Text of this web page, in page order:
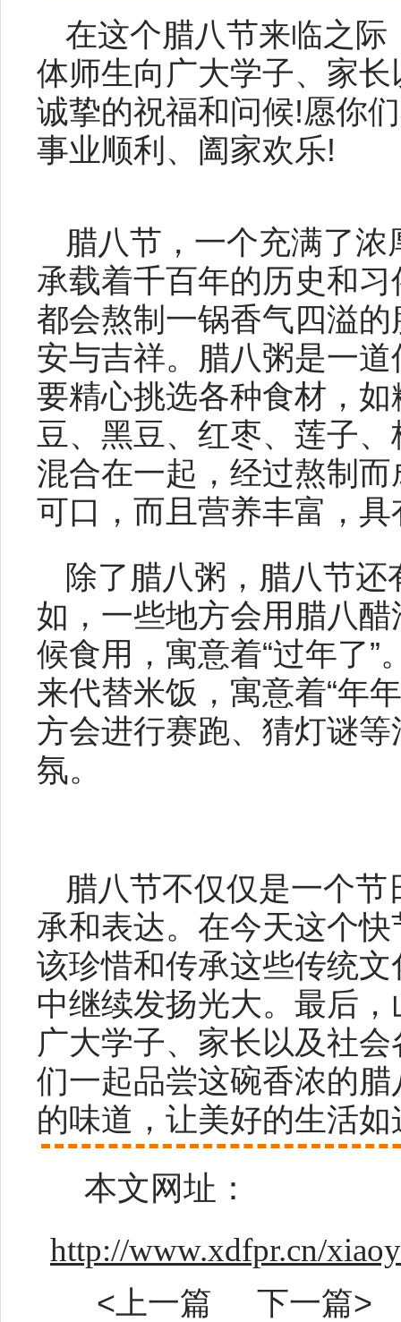
在这个腊八节来临之
体师生向广大学子、家
诚挚的祝福和问候!愿你
事业顺利、阖家欢乐!
腊八节，一个充满了
承载着千百年的历史和
都会熬制一锅香气四溢
安与吉祥。腊八粥是一
要精心挑选各种食材，
豆、黑豆、红枣、莲子
混合在一起，经过熬制
可口，而且营养丰富，
除了腊八粥，腊八节
如，一些地方会用腊八
候食用，寓意着“过年了
来代替米饭，寓意着“年
方会进行赛跑、猜灯谜
氛。
腊八节不仅仅是一个
承和表达。在今天这个
该珍惜和传承这些传统
中继续发扬光大。最后
广大学子、家长以及社
们一起品尝这碗香浓的
的味道，让美好的生活
本文网址：
http://www.xdfpr.cn/
<上一篇 下一篇>